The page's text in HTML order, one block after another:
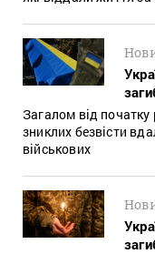
Загалом від
зниклих безвісти
військових